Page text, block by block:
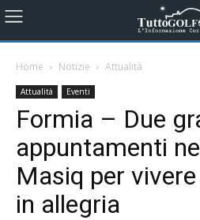
Home Notizie Attualità
Attualità Eventi
Formia – Due
appuntamenti
Masiq per
in allegria